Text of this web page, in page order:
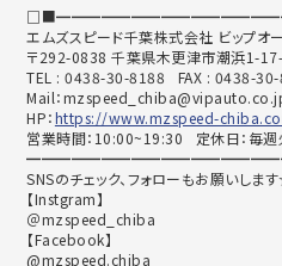
エムズスピード千葉株式会社 ビップオ
〒292-0838 千葉県木更津市潮浜1-
TEL : 0438-30-8188 FAX : 0438-30-
Mail：
HP：https://www.mzspeed-
営業時間：10:00~19:30 定休日：毎
SNSのチェック、フォローもお願いしま
【Instgram】
＠mzspeed_chiba
【Facebook】
@mzspeed.chiba